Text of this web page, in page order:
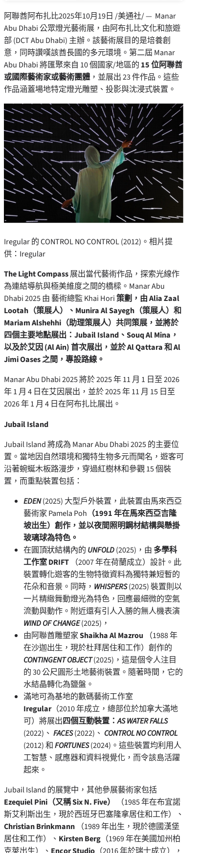
阿聯酋阿布扎比2025年10月19日 /美通社/ — Manar
Abu Dhabi 公眾燈光藝術展，由阿布扎比文化和旅遊
部 (DCT Abu Dhabi) 主辦。該藝術展目的是培養創
意，同時讚嘆該酋長國的多元環境。第二屆 Manar
Abu Dhabi 將匯聚來自 10 個國家/地區的 15 位阿聯酋
或國際藝術家或藝術團體，並展出 23 件作品。這些
作品涵蓋場地特定燈光雕塑、投影與沈浸式裝置。
Iregular 的 CONTROL NO CONTROL (2012)。相片提
供：Iregular
The Light Compass展出當代藝術作品，探索光線作
為連結導航與極美維度之間的橋樑。Manar Abu
Dhabi 2025 由 藝術總監Khai Hori策劃，由 Alia Zaal
Lootah（策展人）、Munira Al Sayegh（策展人）和
Mariam Alshehhi（助理策展人）共同策展，並將於
四個主要地點展出： Jubail Island、Souq Al Mina，
以及於艾因 (Al Ain) 首次展出，並於 Al Qattara 和 Al
Jimi Oases 之間，專設路線。
Manar Abu Dhabi 2025 將於 2025 年 11 月 1 日至 2026
年 1 月 4 日在艾因展出，並於 2025 年 11 月 15 日至
2026 年 1 月 4 日在阿布扎比展出。
Jubail Island
Jubail Island 將成為 Manar Abu Dhabi 2025 的主要位
置。當地因自然環境和獨特生物多元而聞名，遊客可
沿著蜿蜒木板路漫步，穿過紅樹林和參觀 15 個裝
置，而重點裝置包括：
EDEN(2025) 大型戶外裝置，此裝置由馬來西亞
藝術家Pamela Poh （1991 年在馬來西亞吉隆
坡出生）創作，並以夜間照明鋼材結構與懸掛
玻璃球為特色。
在圓頂狀結構內的 UNFOLD(2025)，由 多學科
工作室 DRIFT
（2007 年在荷蘭成立）設計。此
裝置轉化遊客的生物特徵資料為獨特兼短暫的
花朵和音景。同時， WHISPERS(2025) 裝置則以
一片精緻舞動燈光為特色，回應最細微的空氣
流動與動作。附近還有引人入勝的無人機表演
WIND OF CHANGE(2025)，
由阿聯酋雕塑家Shaikha Al Mazrou （1988 年
在沙迦出生，現於杜拜居住和工作）創作的
CONTINGENT OBJECT(2025)，這是個令人注目
的 30 公尺圓形土地藝術裝置。隨著時間，它的
水結晶轉化為鹽盤。
滿地可為基地的數碼藝術工作室
Iregular（2010 年成立，總部位於加拿大滿地
可）將展出四個互動裝置：AS WATER FALLS
(2022)、 FACES(2022)、 CONTROL NO CONTROL
(2012) 和FORTUNES(2024)。這些裝置均利用人
工智慧、感應器和資料視覺化，而令該島活躍
起來。
Jubail Island 的展覽中，其他參展藝術家包括
Ezequiel Pini （又稱 Six N. Five）
（1985 年在布宜諾
斯艾利斯出生，現於西班牙巴塞隆拿居住和工作）、
Christian Brinkmann （1989 年出生，現於德國漢堡
居住和工作）、 Kirsten Berg （1969 年在美國加州柏